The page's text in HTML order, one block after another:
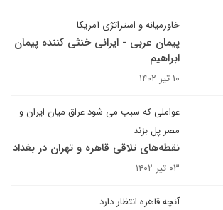
خاورمیانه و استراتژی آمریکا
پیمان عربی - ایرانی خنثی کننده پیمان
ابراهیم
۱۰ تیر ۱۴۰۲
عواملی که سبب می شود عراق میان ایران و
مصر پل بزند
نقطه‌های تلاقی قاهره و تهران در بغداد
۰۳ تیر ۱۴۰۲
آنچه قاهره انتظار دارد